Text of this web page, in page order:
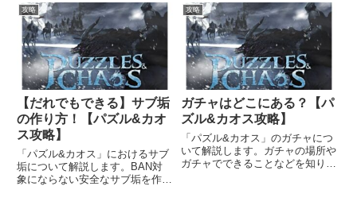
&わかりやすく解説します。地獄
の扉とは？地獄の扉とは、アライ
アンスメンバーと協力して地獄の
使者を撃破するイベントです。
イ...
さい。ロードEXPとは？「ロー
ドEXP」は、ロードレベルを上
げるための経験値アイテムです。
使用することでロードの経験値
が...
攻略
【だれでもできる】サブ垢
の作り方！【パズル&カオ
ス攻略】
「パズル&カオス」におけるサブ
垢について解説します。BAN対
象にならない安全なサブ垢を作り
攻略
ガチャはどこにある？【パ
ズル&カオス攻略】
「パズル&カオス」のガチャにつ
いて解説します。ガチャの場所や
ガチャでできることなどを知りた